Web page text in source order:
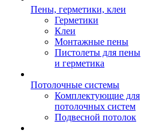
Пены, герметики, клеи
Герметики
Клеи
Монтажные пены
Пистолеты для пены
и герметика
Потолочные системы
Комплектующие для
потолочных систем
Подвесной потолок